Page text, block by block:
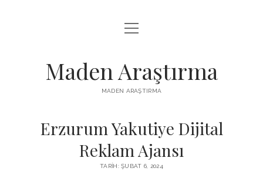
LISTE
SAYFA LISTESI
menüyü
aç
Maden Araştırma
MADEN ARAŞTIRMA
Erzurum Yakutiye Dijital
Reklam Ajansı
TARIH: ŞUBAT 6, 2024